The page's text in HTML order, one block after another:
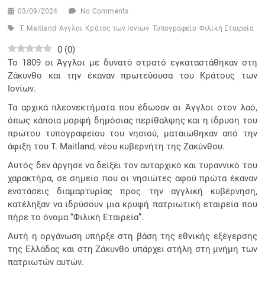
03/09/2024 No Comments
T. Maitland Άγγλοι Κράτος των Ιονίων Τυπογραφείο Φιλική Εταιρεία
0 (0)
Το 1809 οι Άγγλοι με δυνατό στρατό εγκαταστάθηκαν στη
Ζάκυνθο και την έκαναν πρωτεύουσα του Κράτους των
Ιονίων.
Τα αρχικά πλεονεκτήματα που έδωσαν οι Άγγλοι στον λαό,
όπως κάποια μορφή δημόσιας περίθαλψης και η ίδρυση του
πρώτου τυπογραφείου του νησιού, ματαιώθηκαν από την
άφιξη του T. Maitland, νέου κυβερνήτη της Ζακύνθου.
Αυτός δεν άργησε να δείξει τον αυταρχικό και τυραννικό του
χαρακτήρα, σε σημείο που οι νησιώτες αφού πρώτα έκαναν
ενστάσεις διαμαρτυρίας προς την αγγλική κυβέρνηση,
κατέληξαν να ιδρύσουν μια κρυφή πατριωτική εταιρεία που
πήρε το όνομα “Φιλική Εταιρεία”.
Αυτή η οργάνωση υπήρξε στη βάση της εθνικής εξέγερσης
της Ελλάδας και στη Ζάκυνθο υπάρχει στήλη στη μνήμη των
πατριωτών αυτών.